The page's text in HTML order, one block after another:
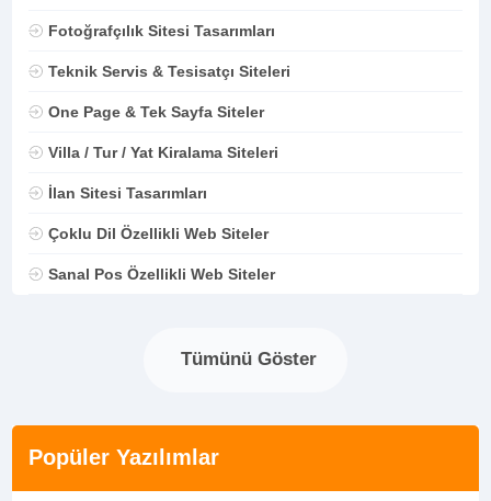
Fotoğrafçılık Sitesi Tasarımları
Teknik Servis & Tesisatçı Siteleri
One Page & Tek Sayfa Siteler
Villa / Tur / Yat Kiralama Siteleri
İlan Sitesi Tasarımları
Çoklu Dil Özellikli Web Siteler
Sanal Pos Özellikli Web Siteler
Tümünü Göster
Popüler Yazılımlar